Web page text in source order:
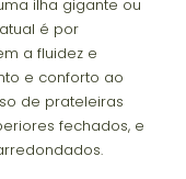
ilha gigante ou
é por
a fluidez e
e conforto ao
de prateleiras
fechados, e